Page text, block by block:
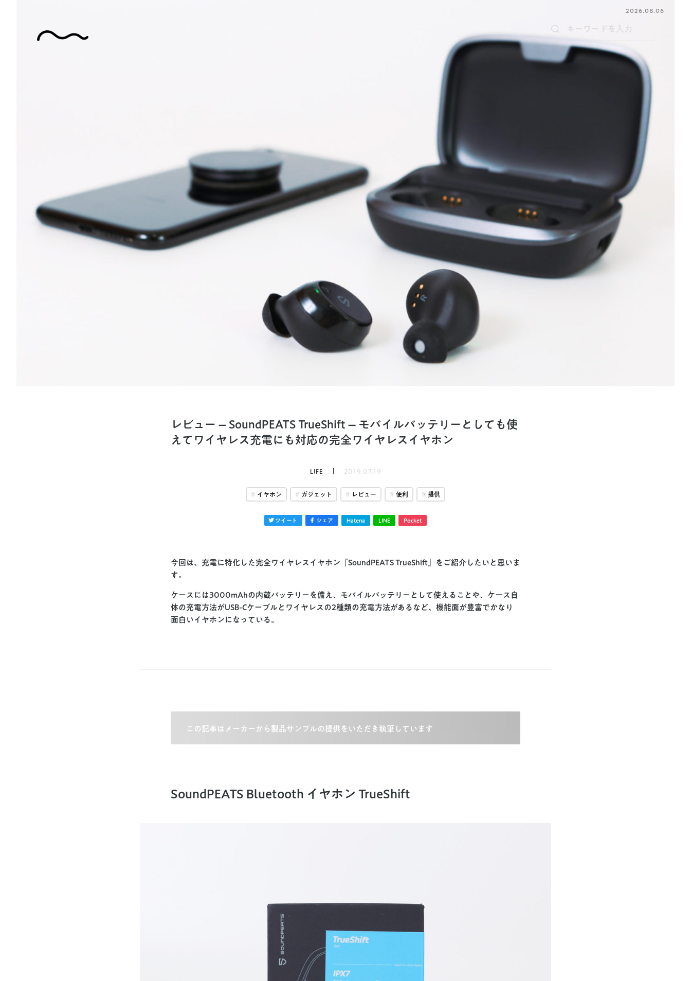
2026.08.06
レビュー – SoundPEATS TrueShift – モバイルバッテリーとしても使
えてワイヤレス充電にも対応の完全ワイヤレスイヤホン
LIFE 2019.07.19
イヤホン ガジェット レビュー 便利 提供
ツイート シェア Hatena LINE Pocket
今回は、充電に特化した完全ワイヤレスイヤホン『SoundPEATS TrueShift』をご紹介したいと思いま
す。
ケースには3000mAhの内蔵バッテリーを備え、モバイルバッテリーとして使えることや、ケース自
体の充電方法がUSB-Cケーブルとワイヤレスの2種類の充電方法があるなど、機能面が豊富でかなり
面白いイヤホンになっている。
この記事はメーカーから製品サンプルの提供をいただき執筆しています
SoundPEATS Bluetooth イヤホン TrueShift